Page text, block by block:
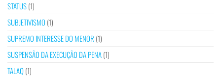
STATUS(1)
SUBJETIVISMO (1)
SUPREMO INTERESSE DO MENOR (1)
SUSPENSÃO DA EXECUÇÃO DA PENA(1)
TALAQ(1)